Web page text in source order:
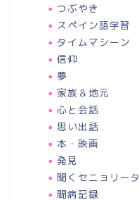
つぶやき
スペイン語学習
タイムマシーン
信仰
夢
家族＆地元
心と会話
思い出話
本・映画
発見
聞くセニョリータ
闘病記録